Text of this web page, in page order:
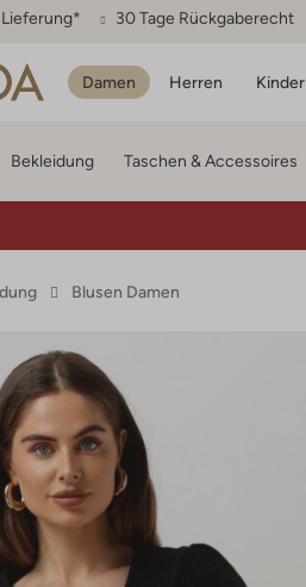
30 Tage Rückgaberecht
Damen Herren Kinder
Bekleidung Taschen & Accessoires
Blusen Damen